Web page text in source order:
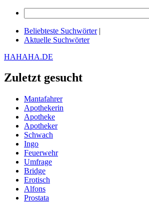
Beliebteste Suchwörter|
Aktuelle Suchwörter
HAHAHA.DE
Zuletzt gesucht
Mantafahrer
Apothekerin
Apotheke
Apotheker
Schwach
Ingo
Feuerwehr
Umfrage
Bridge
Erotisch
Alfons
Prostata